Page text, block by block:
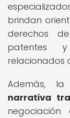
brindan
derechos
patentes
relacionados
Además, la
narrativa